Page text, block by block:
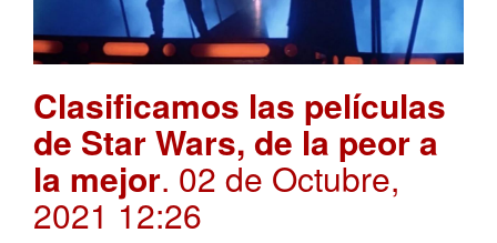
Clasificamos las películas
de Star Wars, de la peor a
la mejor. 02 de Octubre,
2021 12:26